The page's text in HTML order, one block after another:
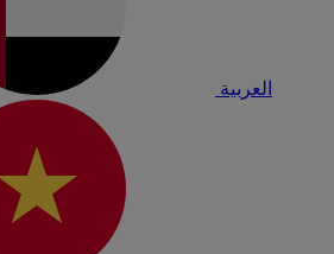
العربية